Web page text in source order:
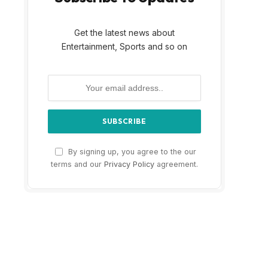
Get the latest news about
Entertainment, Sports and so on
By signing up, you agree to the our
terms and our Privacy Policy agreement.